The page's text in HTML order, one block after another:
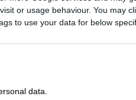
or usage behaviour. You may
to use your data for below
data.
τους
καθόλου
παρέα της …